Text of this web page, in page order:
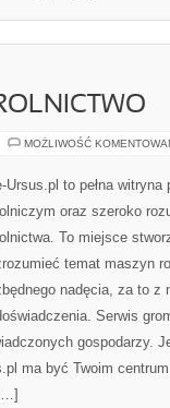
MOŻLIWOŚĆ
Ursus.pl to pełna
oraz szeroko
To miejsce
temat maszyn
nadęcia, za to z
Serwis
gospodarzy.
ma być Twoim